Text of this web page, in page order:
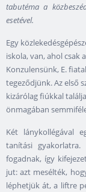
tabutéma a
esetével.
Egy
iskola, van, ahol csak
Konzulensünk, E.
tegeződjünk. Az első
kizárólag fiúkkal
önmagában
Két lánykollégával
tanítási
fogadnak, így
jut: azt mesélték,
léphetjük át, a liftre